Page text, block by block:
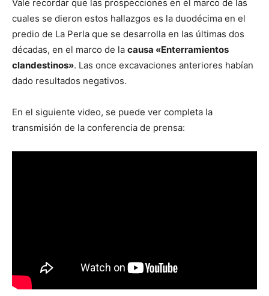
Vale recordar que las prospecciones en el marco de las
cuales se dieron estos hallazgos es la duodécima en el
predio de La Perla que se desarrolla en las últimas dos
décadas, en el marco de la causa «Enterramientos
clandestinos». Las once excavaciones anteriores habían
dado resultados negativos.
En el siguiente video, se puede ver completa la
transmisión de la conferencia de prensa: